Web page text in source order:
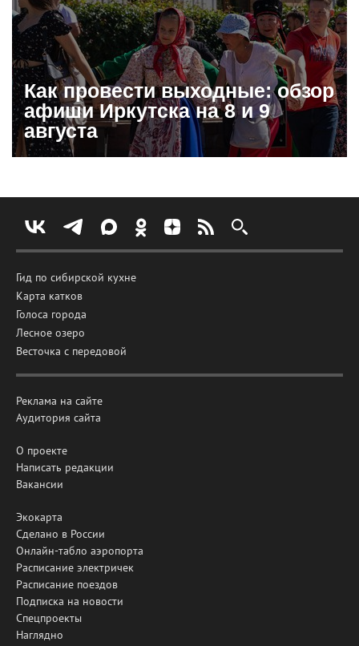
Как провести выходные: обзор
афиши Иркутска на 8 и 9
августа
Гид по сибирской кухне
Карта катков
Голоса города
Лесное озеро
Весточка с передовой
Реклама на сайте
Аудитория сайта
О проекте
Написать редакции
Вакансии
Экокарта
Сделано в России
Онлайн-табло аэропорта
Расписание электричек
Расписание поездов
Подписка на новости
Спецпроекты
Наглядно